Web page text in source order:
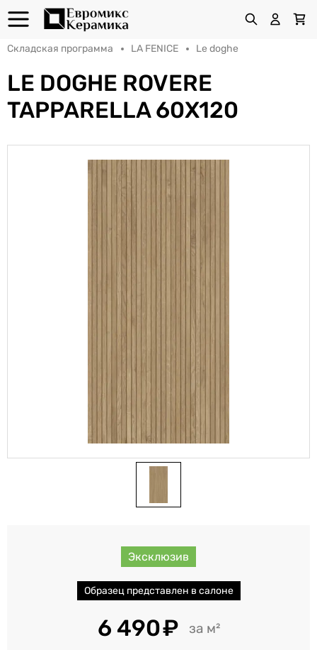
Складская программа LA FENICE Le doghe
LE DOGHE ROVERE
TAPPARELLA 60X120
Эксклюзив
Образец представлен в салоне
6 490 м²